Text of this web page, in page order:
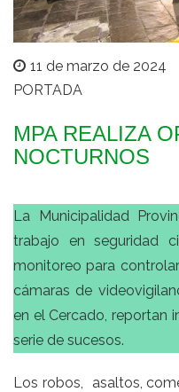
11 de marzo de 2024
PORTADA
MPA REALIZA
NOCTURNOS
La Municipalidad
trabajo en seguridad
monitoreo para
cámaras de
en el Cercado, reportan
serie de sucesos.
Los robos, asaltos,